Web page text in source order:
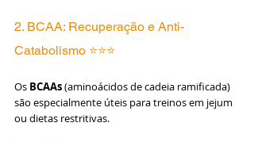
2. BCAA: Recuperação e Anti-
Catabolismo ⭐⭐⭐
Os BCAAs (aminoácidos de cadeia ramificada)
são especialmente úteis para treinos em jejum
ou dietas restritivas.